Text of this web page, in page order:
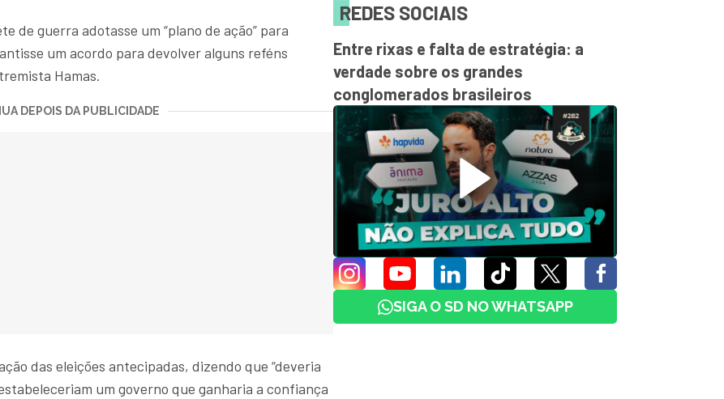
de guerra adotasse um “plano de ação” para
um acordo para devolver alguns reféns
Hamas.
DEPOIS DA PUBLICIDADE
das eleições antecipadas, dizendo que “deveria
um governo que ganharia a confiança
REDES SOCIAIS
Entre rixas e falta de estratégia: a
verdade sobre os grandes
conglomerados brasileiros
SIGA O SD NO WHATSAPP